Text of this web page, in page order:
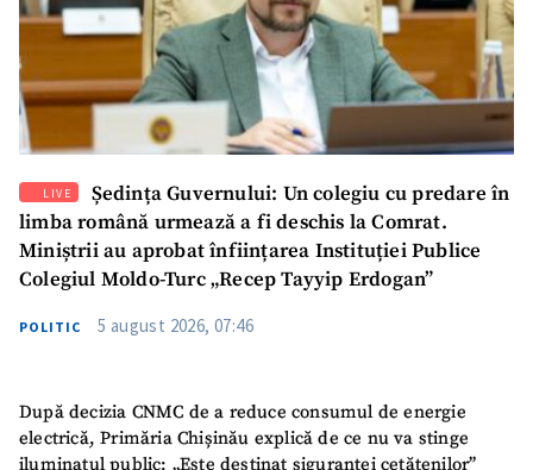
SUSȚINE
LIVE
Ședința Guvernului: Un colegiu cu predare în
limba română urmează a fi deschis la Comrat.
Miniștrii au aprobat înființarea Instituției Publice
Colegiul Moldo-Turc „Recep Tayyip Erdogan”
POLITIC 5 august 2026, 07:46
După decizia CNMC de a reduce consumul de energie
electrică, Primăria Chișinău explică de ce nu va stinge
iluminatul public: „Este destinat siguranței cetățenilor”